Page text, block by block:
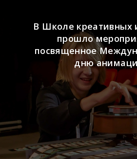
В Школе креативных
прошло
посвященное
дню